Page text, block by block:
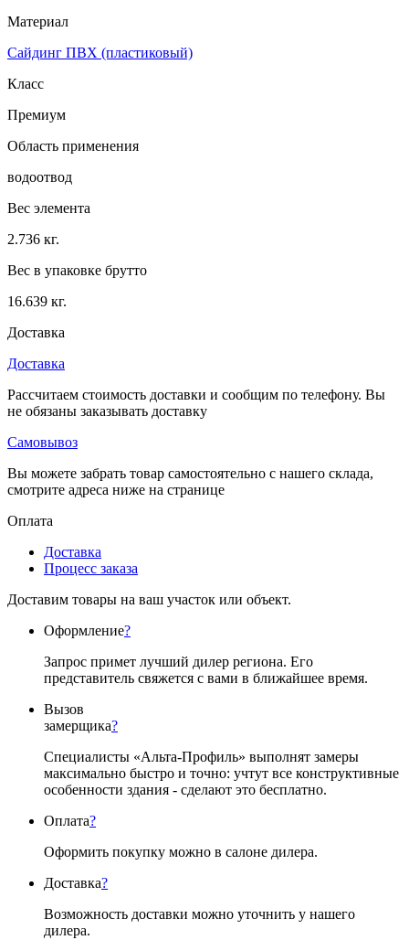
Материал
Сайдинг ПВХ (пластиковый)
Класс
Премиум
Область применения
водоотвод
Вес элемента
2.736 кг.
Вес в упаковке брутто
16.639 кг.
Доставка
Доставка
Рассчитаем стоимость доставки и сообщим по телефону. Вы
не обязаны заказывать доставку
Самовывоз
Вы можете забрать товар самостоятельно с нашего склада,
смотрите адреса ниже на странице
Оплата
Доставка
Процесс заказа
Доставим товары на ваш участок или объект.
Оформление?
Запрос примет лучший дилер региона. Его
представитель свяжется с вами в ближайшее время.
Вызов
замерщика?
Специалисты «Альта-Профиль» выполнят замеры
максимально быстро и точно: учтут все конструктивные
особенности здания - сделают это бесплатно.
Оплата?
Оформить покупку можно в салоне дилера.
Доставка?
Возможность доставки можно уточнить у нашего
дилера.